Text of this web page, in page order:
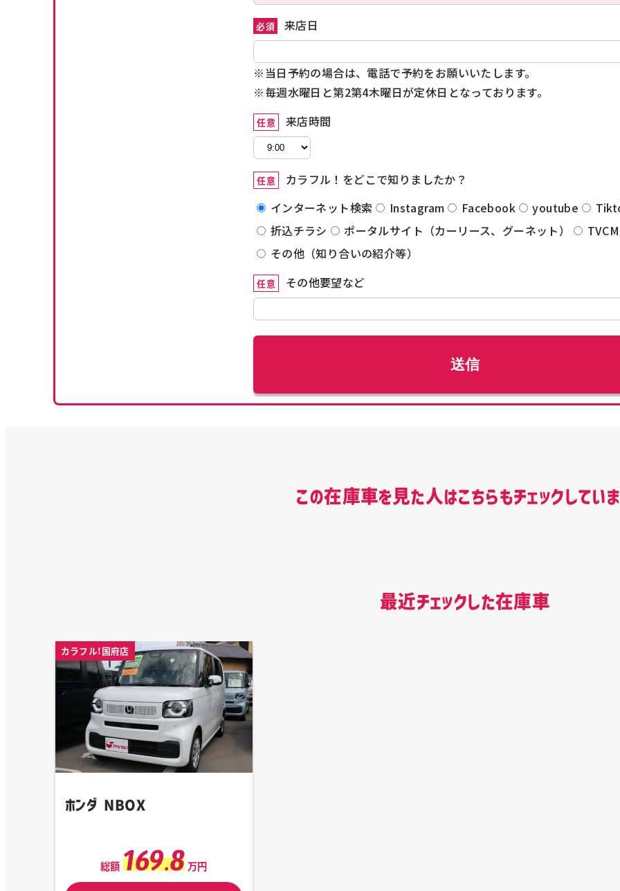
必須 来店日
※当日予約の場合は、電話で予約をお願いいたします。
※毎週水曜日と第2第4木曜日が定休日となっております。
任意 来店時間
任意
カラフル！をどこで知りましたか？
インターネット検索
Instagram Facebook youtube
折込チラシ
ポータルサイト（カーリース、グーネット）
TVCM
その他（知り合いの紹介等）
任意 その他要望など
この在庫車を見た人はこちらもチェックしてい
最近チェックした在庫車
カラフル!国府店
ホンダ NBOX
総額 169.8 万円